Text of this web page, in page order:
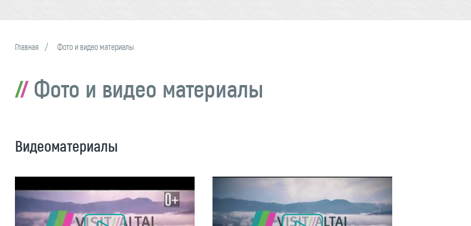
Главная Фото и видео материалы
Фото и видео материалы
Видеоматериалы